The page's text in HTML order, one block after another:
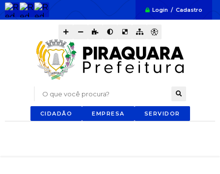
Login / Cadastro
O que você procura?
CIDADÃO EMPRESA SERVIDOR